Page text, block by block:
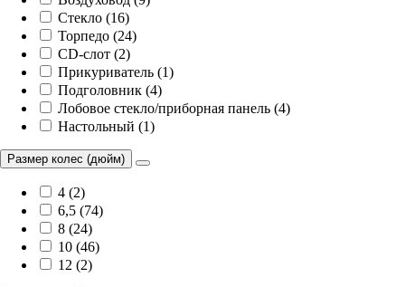
Стекло (16)
Торпедо (24)
CD-слот (2)
Прикуриватель (1)
Подголовник (4)
Лобовое стекло/приборная панель (4)
Настольный (1)
Размер колес (дюйм)
4 (2)
6,5 (74)
8 (24)
10 (46)
12 (2)